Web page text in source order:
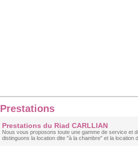
Prestations
Prestations du Riad CARLLIAN
Nous vous proposons toute une gamme de service et
distinguons la location dite "à la chambre" et la location